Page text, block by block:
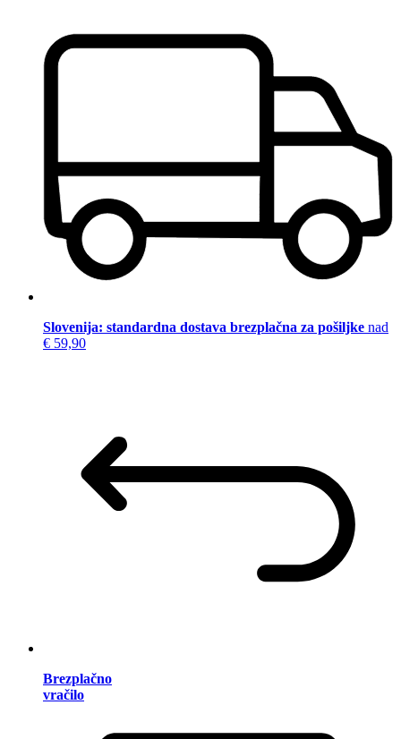
Slovenija: standardna dostava brezplačna za pošiljke nad
€ 59,90
Brezplačno
vračilo